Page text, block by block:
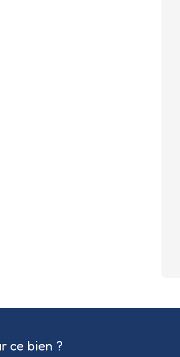
ce bien ?